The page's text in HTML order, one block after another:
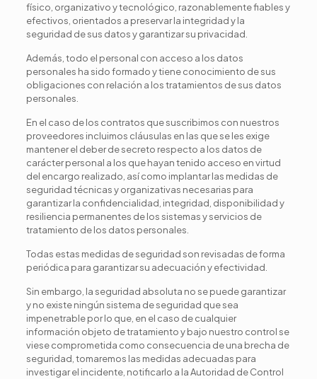
físico, organizativo y tecnológico, razonablemente fiables y
efectivos, orientados a preservar la integridad y la
seguridad de sus datos y garantizar su privacidad.
Además, todo el personal con acceso a los datos
personales ha sido formado y tiene conocimiento de sus
obligaciones con relación a los tratamientos de sus datos
personales.
En el caso de los contratos que suscribimos con nuestros
proveedores incluimos cláusulas en las que se les exige
mantener el deber de secreto respecto a los datos de
carácter personal a los que hayan tenido acceso en virtud
del encargo realizado, así como implantar las medidas de
seguridad técnicas y organizativas necesarias para
garantizar la confidencialidad, integridad, disponibilidad y
resiliencia permanentes de los sistemas y servicios de
tratamiento de los datos personales.
Todas estas medidas de seguridad son revisadas de forma
periódica para garantizar su adecuación y efectividad.
Sin embargo, la seguridad absoluta no se puede garantizar
y no existe ningún sistema de seguridad que sea
impenetrable por lo que, en el caso de cualquier
información objeto de tratamiento y bajo nuestro control se
viese comprometida como consecuencia de una brecha de
seguridad, tomaremos las medidas adecuadas para
investigar el incidente, notificarlo a la Autoridad de Control